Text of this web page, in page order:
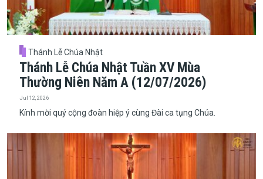
Thánh Lễ Chúa Nhật
Thánh Lễ Chúa Nhật Tuần XV Mùa
Thường Niên Năm A (12/07/2026)
Jul 12, 2026
Kính mời quý cộng đoàn hiệp ý cùng Đài ca tụng Chúa.